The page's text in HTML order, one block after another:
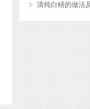
清炖白鳝的做法